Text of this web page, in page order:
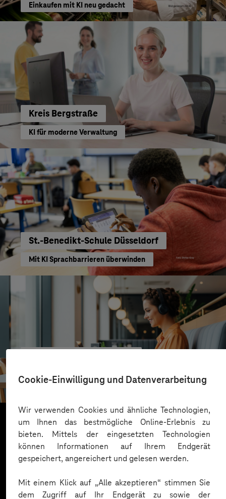
Cookie-Einwilligung und Datenverarbeitung
Wir verwenden Cookies und ähnliche Technologien,
um Ihnen das bestmögliche Online-Erlebnis zu
bieten. Mittels der eingesetzten Technologien
können Informationen auf Ihrem Endgerät
gespeichert, angereichert und gelesen werden.
Mit einem Klick auf „Alle akzeptieren“ stimmen Sie
dem Zugriff auf Ihr Endgerät zu sowie der
Einkaufen mit KI neu gedacht
Kreis Bergstraße
KI für moderne Verwaltung
St.-Benedikt-Schule Düsseldorf
Mit KI Sprachbarrieren überwinden
Skalierbare Vertriebsplattform mit KI und Low-
Mehr laden